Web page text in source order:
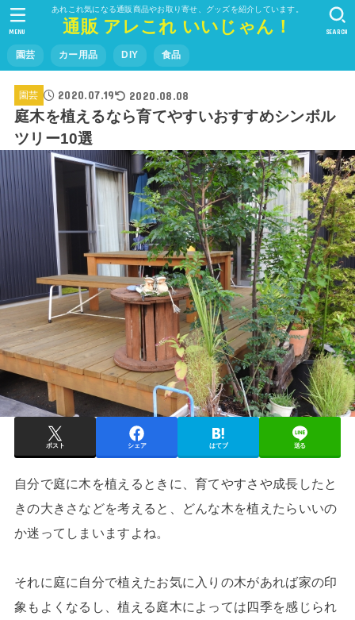
あれこれ気になる通販商品やお取り寄せ、グッズを紹介しています。
通販 アレこれ いいじゃん！
園芸 カー用品 DIY 食品
SEARCH
MENU
園芸 2020.07.19 2020.08.08
庭木を植えるなら育てやすいおすすめシンボル
ツリー10選
ポスト シェア はてブ 送る
自分で庭に木を植えるときに、育てやすさや成長したと
きの大きさなどを考えると、どんな木を植えたらいいの
か迷ってしまいますよね。
それに庭に自分で植えたお気に入りの木があれば家の印
象もよくなるし、植える庭木によっては四季を感じられ